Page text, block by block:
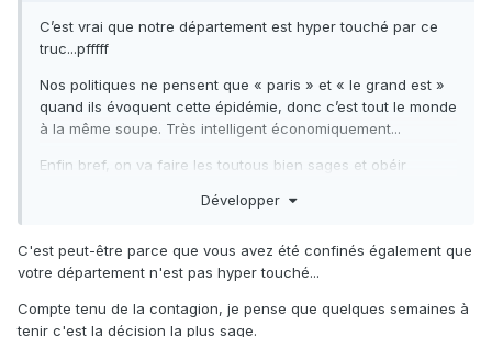
C’est vrai que notre département est hyper touché par ce
truc...pfffff
Nos politiques ne pensent que « paris » et « le grand est »
quand ils évoquent cette épidémie, donc c’est tout le monde
à la même soupe. Très intelligent économiquement...
Enfin bref, on va faire les toutous bien sages et obéir
nous ont mis dans cette merde!!!
Développer
C'est peut-être parce que vous avez été confinés également que
votre département n'est pas hyper touché...
Compte tenu de la contagion, je pense que quelques semaines à
tenir c'est la décision la plus sage.